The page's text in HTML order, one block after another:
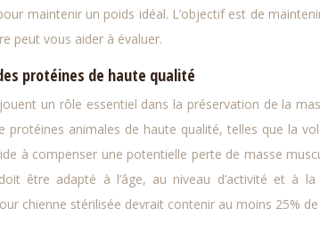
maintenir un poids idéal. L’objectif est de
peut vous aider à évaluer.
protéines de haute qualité
un rôle essentiel dans la préservation de la
protéines animales de haute qualité, telles que la
à compenser une potentielle perte de masse
être adapté à l’âge, au niveau d’activité et à
chienne stérilisée devrait contenir au moins 25%